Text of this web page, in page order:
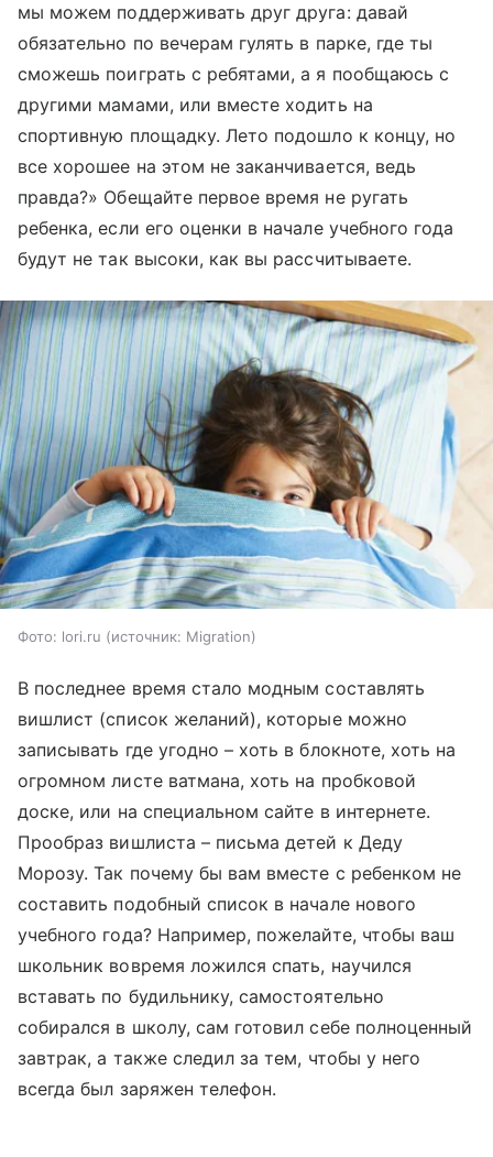
мы можем поддерживать друг друга: давай
обязательно по вечерам гулять в парке, где ты
сможешь поиграть с ребятами, а я пообщаюсь с
другими мамами, или вместе ходить на
спортивную площадку. Лето подошло к концу, но
все хорошее на этом не заканчивается, ведь
правда?» Обещайте первое время не ругать
ребенка, если его оценки в начале учебного года
будут не так высоки, как вы рассчитываете.
Фото: lori.ru источник: Migration
В последнее время стало модным составлять
вишлист (список желаний), которые можно
записывать где угодно – хоть в блокноте, хоть на
огромном листе ватмана, хоть на пробковой
доске, или на специальном сайте в интернете.
Прообраз вишлиста – письма детей к Деду
Морозу. Так почему бы вам вместе с ребенком не
составить подобный список в начале нового
учебного года? Например, пожелайте, чтобы ваш
школьник вовремя ложился спать, научился
вставать по будильнику, самостоятельно
собирался в школу, сам готовил себе полноценный
завтрак, а также следил за тем, чтобы у него
всегда был заряжен телефон.